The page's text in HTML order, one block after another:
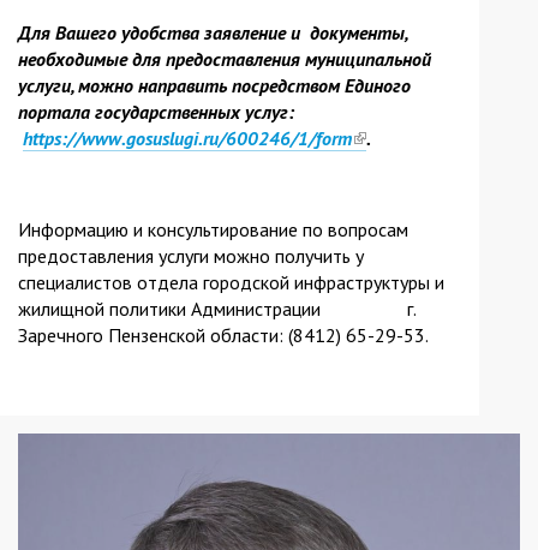
Для Вашего удобства заявление и документы,
необходимые для предоставления муниципальной
услуги, можно направить посредством Единого
портала государственных услуг:
https://www.gosuslugi.ru/600246/1/form(link
.
Информацию и консультирование по вопросам
предоставления услуги можно получить у
специалистов отдела городской инфраструктуры и
жилищной политики Администрации г.
Заречного Пензенской области: (8412) 65-29-53.